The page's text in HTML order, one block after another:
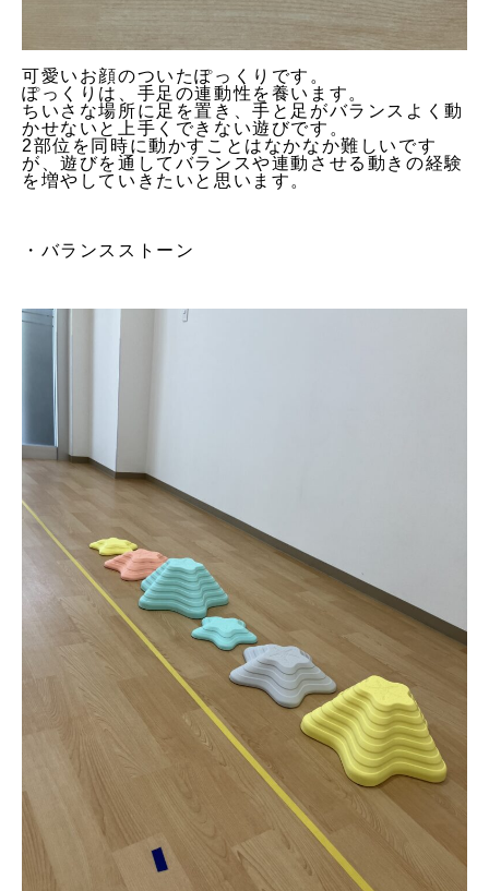
可愛いお顔のついたぽっくりです。
ぽっくりは、手足の連動性を養います。
ちいさな場所に足を置き、手と足がバランスよく動
かせないと上手くできない遊びです。
2部位を同時に動かすことはなかなか難しいです
が、遊びを通してバランスや連動させる動きの経験
を増やしていきたいと思います。
・バランスストーン